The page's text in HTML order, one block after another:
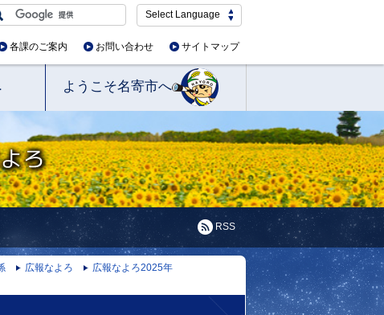
Select Language
各課のご案内 お問い合わせ サイトマップ
ようこそ名寄市へ
RSS
広報なよろ
広報なよろ2025年